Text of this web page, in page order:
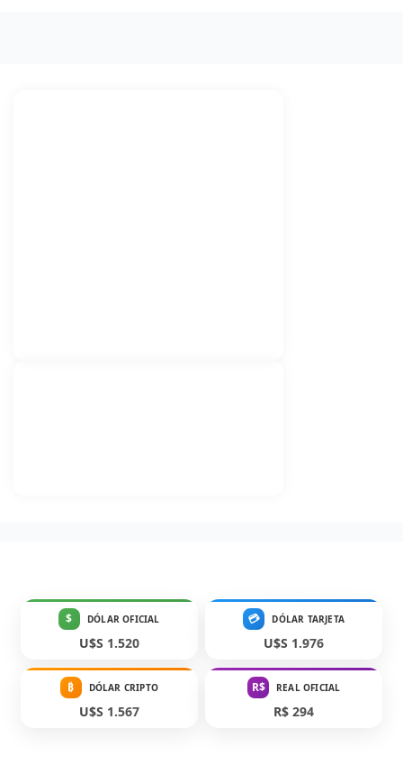
$ DÓLAR OFICIAL
U$S 1.520
💳 DÓLAR TARJETA
U$S 1.976
₿ DÓLAR CRIPTO
U$S 1.567
R$ REAL OFICIAL
R$ 294